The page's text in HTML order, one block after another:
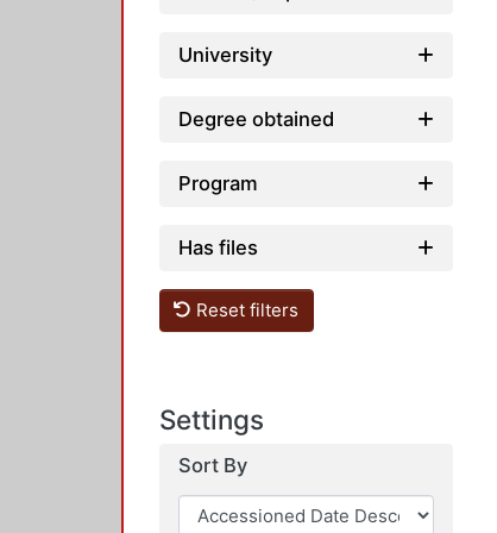
University
Degree obtained
Program
Has files
Reset filters
Settings
Sort By